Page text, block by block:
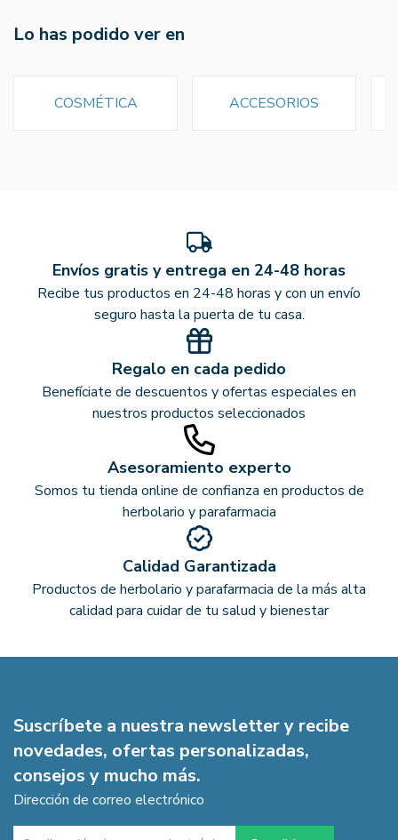
Lo has podido ver en
COSMÉTICA ACCESORIOS
Envíos gratis y entrega en 24-48 horas
Recibe tus productos en 24-48 horas y con un envío
seguro hasta la puerta de tu casa.
Regalo en cada pedido
Benefíciate de descuentos y ofertas especiales en
nuestros productos seleccionados
Asesoramiento experto
Somos tu tienda online de confianza en productos de
herbolario y parafarmacia
Calidad Garantizada
Productos de herbolario y parafarmacia de la más alta
calidad para cuidar de tu salud y bienestar
Suscríbete a nuestra newsletter y recibe
novedades, ofertas personalizadas,
consejos y mucho más.
Dirección de correo electrónico